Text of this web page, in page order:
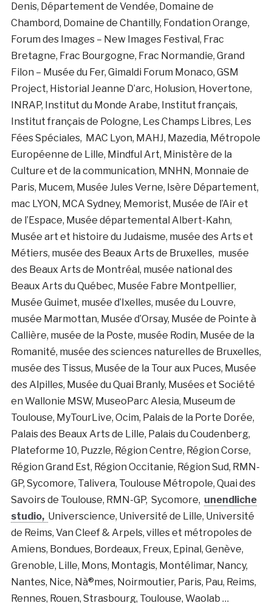
Denis, Département de Vendée, Domaine de
Chambord, Domaine de Chantilly, Fondation Orange,
Forum des Images – New Images Festival, Frac
Bretagne, Frac Bourgogne, Frac Normandie, Grand
Filon – Musée du Fer, Gimaldi Forum Monaco, GSM
Project, Historial Jeanne D’arc, Holusion, Hovertone,
INRAP, Institut du Monde Arabe, Institut français,
Institut français de Pologne, Les Champs Libres, Les
Fées Spéciales, MAC Lyon, MAHJ, Mazedia, Métropole
Européenne de Lille, Mindful Art, Ministère de la
Culture et de la communication, MNHN, Monnaie de
Paris, Mucem, Musée Jules Verne, Isère Département,
mac LYON, MCA Sydney, Memorist, Musée de l’Air et
de l’Espace, Musée départemental Albert-Kahn,
Musée art et histoire du Judaisme, musée des Arts et
Métiers, musée des Beaux Arts de Bruxelles, musée
des Beaux Arts de Montréal, musée national des
Beaux Arts du Québec, Musée Fabre Montpellier,
Musée Guimet, musée d’Ixelles, musée du Louvre,
musée Marmottan, Musée d’Orsay, Musée de Pointe à
Callière, musée de la Poste, musée Rodin, Musée de la
Romanité, musée des sciences naturelles de Bruxelles,
musée des Tissus, Musée de la Tour aux Puces, Musée
des Alpilles, Musée du Quai Branly, Musées et Société
en Wallonie MSW, MuseoParc Alesia, Museum de
Toulouse, MyTourLive, Ocim, Palais de la Porte Dorée,
Palais des Beaux Arts de Lille, Palais du Coudenberg,
Plateforme 10, Puzzle, Région Centre, Région Corse,
Région Grand Est, Région Occitanie, Région Sud, RMN-
GP, Sycomore, Talivera, Toulouse Métropole, Quai des
Savoirs de Toulouse, RMN-GP, Sycomore, unendliche
studio, Universcience, Université de Lille, Université
de Reims, Van Cleef & Arpels, villes et métropoles de
Amiens, Bondues, Bordeaux, Freux, Epinal, Genève,
Grenoble, Lille, Mons, Montagis, Montélimar, Nancy,
Nantes, Nice, Nà®mes, Noirmoutier, Paris, Pau, Reims,
Rennes, Rouen, Strasbourg, Toulouse, Waolab …